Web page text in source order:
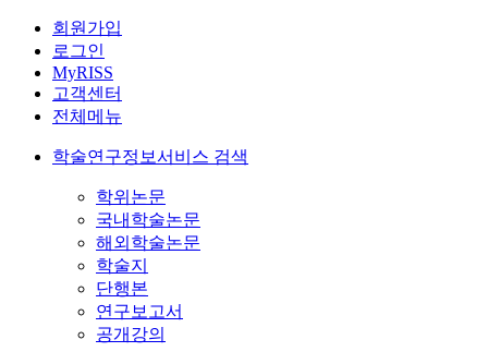
회원가입
로그인
MyRISS
고객센터
전체메뉴
학술연구정보서비스 검색
학위논문
국내학술논문
해외학술논문
학술지
단행본
연구보고서
공개강의